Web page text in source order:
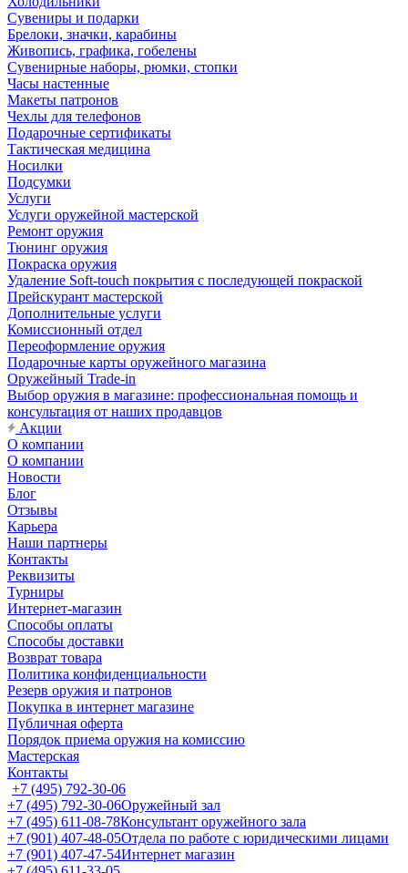
Сувениры и подарки
Брелоки, значки, карабины
Живопись, графика, гобелены
Сувенирные наборы, рюмки, стопки
Часы настенные
Макеты патронов
Чехлы для телефонов
Подарочные сертификаты
Тактическая медицина
Носилки
Подсумки
Услуги
Услуги оружейной мастерской
Ремонт оружия
Тюнинг оружия
Покраска оружия
Удаление Soft-touch покрытия с последующей покраской
Прейскурант мастерской
Дополнительные услуги
Комиссионный отдел
Переоформление оружия
Подарочные карты оружейного магазина
Оружейный Trade-in
Выбор оружия в магазине: профессиональная помощь и
консультация от наших продавцов
Акции
О компании
О компании
Новости
Блог
Отзывы
Карьера
Наши партнеры
Контакты
Реквизиты
Турниры
Интернет-магазин
Способы оплаты
Способы доставки
Возврат товара
Политика конфиденциальности
Резерв оружия и патронов
Покупка в интернет магазине
Публичная оферта
Порядок приема оружия на комиссию
Мастерская
Контакты
+7 (495) 792-30-06
+7 (495) 792-30-06Оружейный зал
+7 (495) 611-08-78Консультант оружейного зала
+7 (901) 407-48-05Отдела по работе с юридическими лицами
+7 (901) 407-47-54Интернет магазин